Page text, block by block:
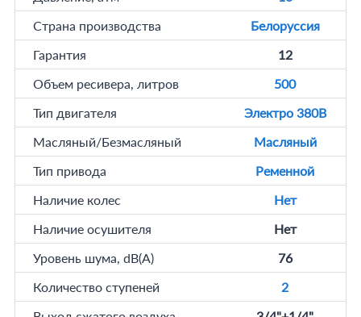
Страна производства
Белоруссия
Гарантия
12
Объем ресивера, литров
500
Тип двигателя
Электро 380В
Масляный/Безмасляный
Масляный
Тип привода
Ременной
Наличие колес
Нет
Наличие осушителя
Нет
Уровень шума, dB(A)
76
Количество ступеней
2